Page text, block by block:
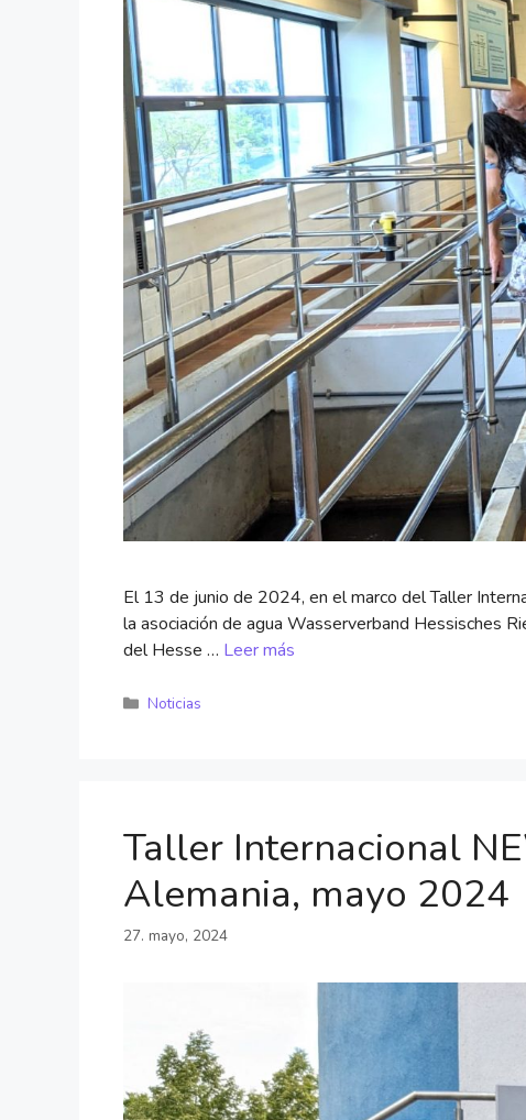
El 13 de junio de 2024, en el marco del Taller
la asociación de agua Wasserverband Hessisches
del Hesse … Leer más
Noticias
Taller Internacional
Alemania, mayo 2024
27. mayo, 2024